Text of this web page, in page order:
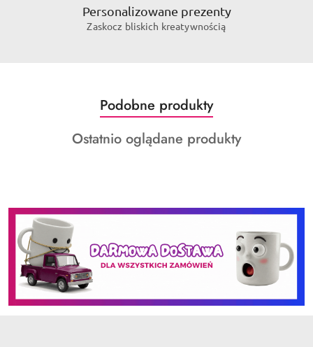
Personalizowane prezenty
Zaskocz bliskich kreatywnością
Pomiń karuzelę produktów
Produkty
o
statusie:
Podobne produkty
Produkty
Ostatnio oglądane produkty